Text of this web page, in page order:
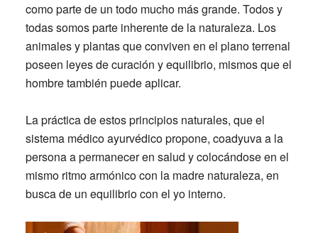
como parte de un todo mucho más grande. Todos y
todas somos parte inherente de la naturaleza. Los
animales y plantas que conviven en el plano terrenal
poseen leyes de curación y equilibrio, mismos que el
hombre también puede aplicar.
La práctica de estos principios naturales, que el
sistema médico ayurvédicopropone, coadyuva a la
persona a permanecer en salud y colocándose en el
mismo ritmo armónico con la madre naturaleza, en
busca de un equilibrio con el yo interno.